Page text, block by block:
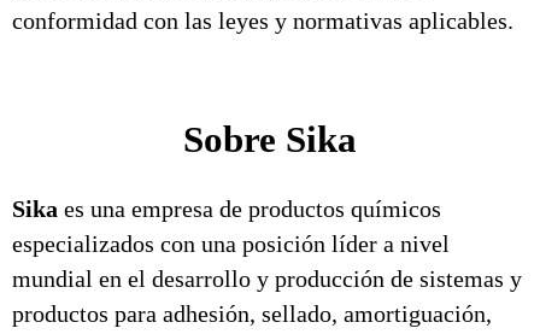
conformidad con las leyes y normativas aplicables.
Sobre Sika
Sika es una empresa de productos químicos
especializados con una posición líder a nivel
mundial en el desarrollo y producción de sistemas y
productos para adhesión, sellado, amortiguación,